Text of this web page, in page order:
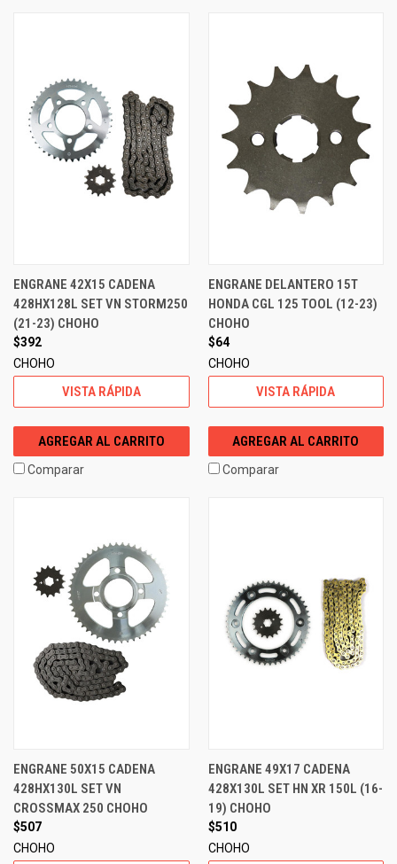
ENGRANE 42X15 CADENA
428HX128L SET VN STORM250
(21-23) CHOHO
$392
CHOHO
VISTA RÁPIDA
AGREGAR AL CARRITO
Comparar
ENGRANE DELANTERO 15T
HONDA CGL 125 TOOL (12-23)
CHOHO
$64
CHOHO
VISTA RÁPIDA
AGREGAR AL CARRITO
Comparar
ENGRANE 50X15 CADENA
428HX130L SET VN
CROSSMAX 250 CHOHO
$507
CHOHO
ENGRANE 49X17 CADENA
428X130L SET HN XR 150L (16-
19) CHOHO
$510
CHOHO